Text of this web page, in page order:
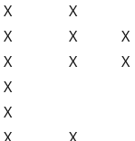
X
X
X X
X
X X
X
X
X